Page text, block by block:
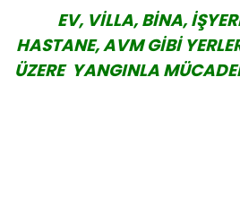
EV, VİLLA, BİNA,
HASTANE, AVM GİBİ
ÜZERE YANGINLA